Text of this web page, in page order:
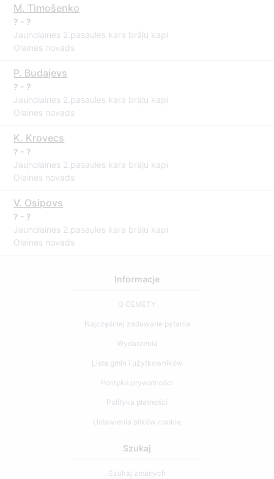
M. Timošenko
? - ?
Jaunolaines 2.pasaules kara brāļu kapi
Olaines novads
P. Budajevs
? - ?
Jaunolaines 2.pasaules kara brāļu kapi
Olaines novads
K. Krovecs
? - ?
Jaunolaines 2.pasaules kara brāļu kapi
Olaines novads
V. Osipovs
? - ?
Jaunolaines 2.pasaules kara brāļu kapi
Olaines novads
Informacje
O CEMETY
Najczęściej zadawane pytania
Wydarzenia
Lista gmin i użytkowników
Polityka prywatności
Polityka płatności
Ustawienia plików cookie
Szukaj
Szukaj zmarłych